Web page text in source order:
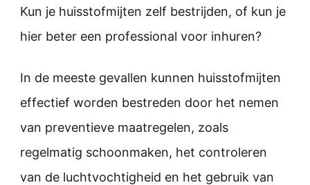
Kun je huisstofmijten zelf bestrijden, of kun je
hier beter een professional voor inhuren?
In de meeste gevallen kunnen huisstofmijten
effectief worden bestreden door het nemen
van preventieve maatregelen, zoals
regelmatig schoonmaken, het controleren
van de luchtvochtigheid en het gebruik van